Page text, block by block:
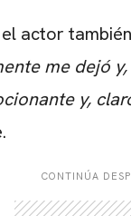
actor
me dejó
y,
CONTINÚA